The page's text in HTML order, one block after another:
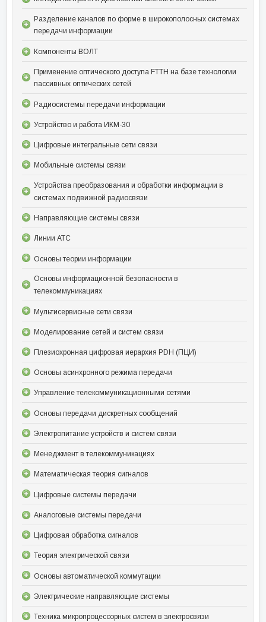
Разделение каналов по форме в широкополосных системах
передачи информации
Компоненты ВОЛТ
Применение оптического доступа FTTH на базе технологии
пассивных оптических сетей
Радиосистемы передачи информации
Устройство и работа ИКМ-30
Цифровые интегральные сети связи
Мобильные системы связи
Устройства преобразования и обработки информации в
системах подвижной радиосвязи
Направляющие системы связи
Линии АТС
Основы теории информации
Основы информационной безопасности в
телекоммуникациях
Мультисервисные сети связи
Моделирование сетей и систем связи
Плезиохронная цифровая иерархия PDH (ПЦИ)
Основы асинхронного режима передачи
Управление телекоммуникационными сетями
Основы передачи дискретных сообщений
Электропитание устройств и систем связи
Менеджмент в телекоммуникациях
Математическая теория сигналов
Цифровые системы передачи
Аналоговые системы передачи
Цифровая обработка сигналов
Теория электрической связи
Основы автоматической коммутации
Электрические направляющие системы
Техника микропроцессорных систем в электросвязи